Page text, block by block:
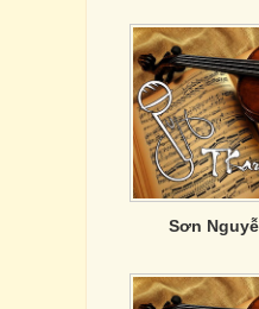
Sơn